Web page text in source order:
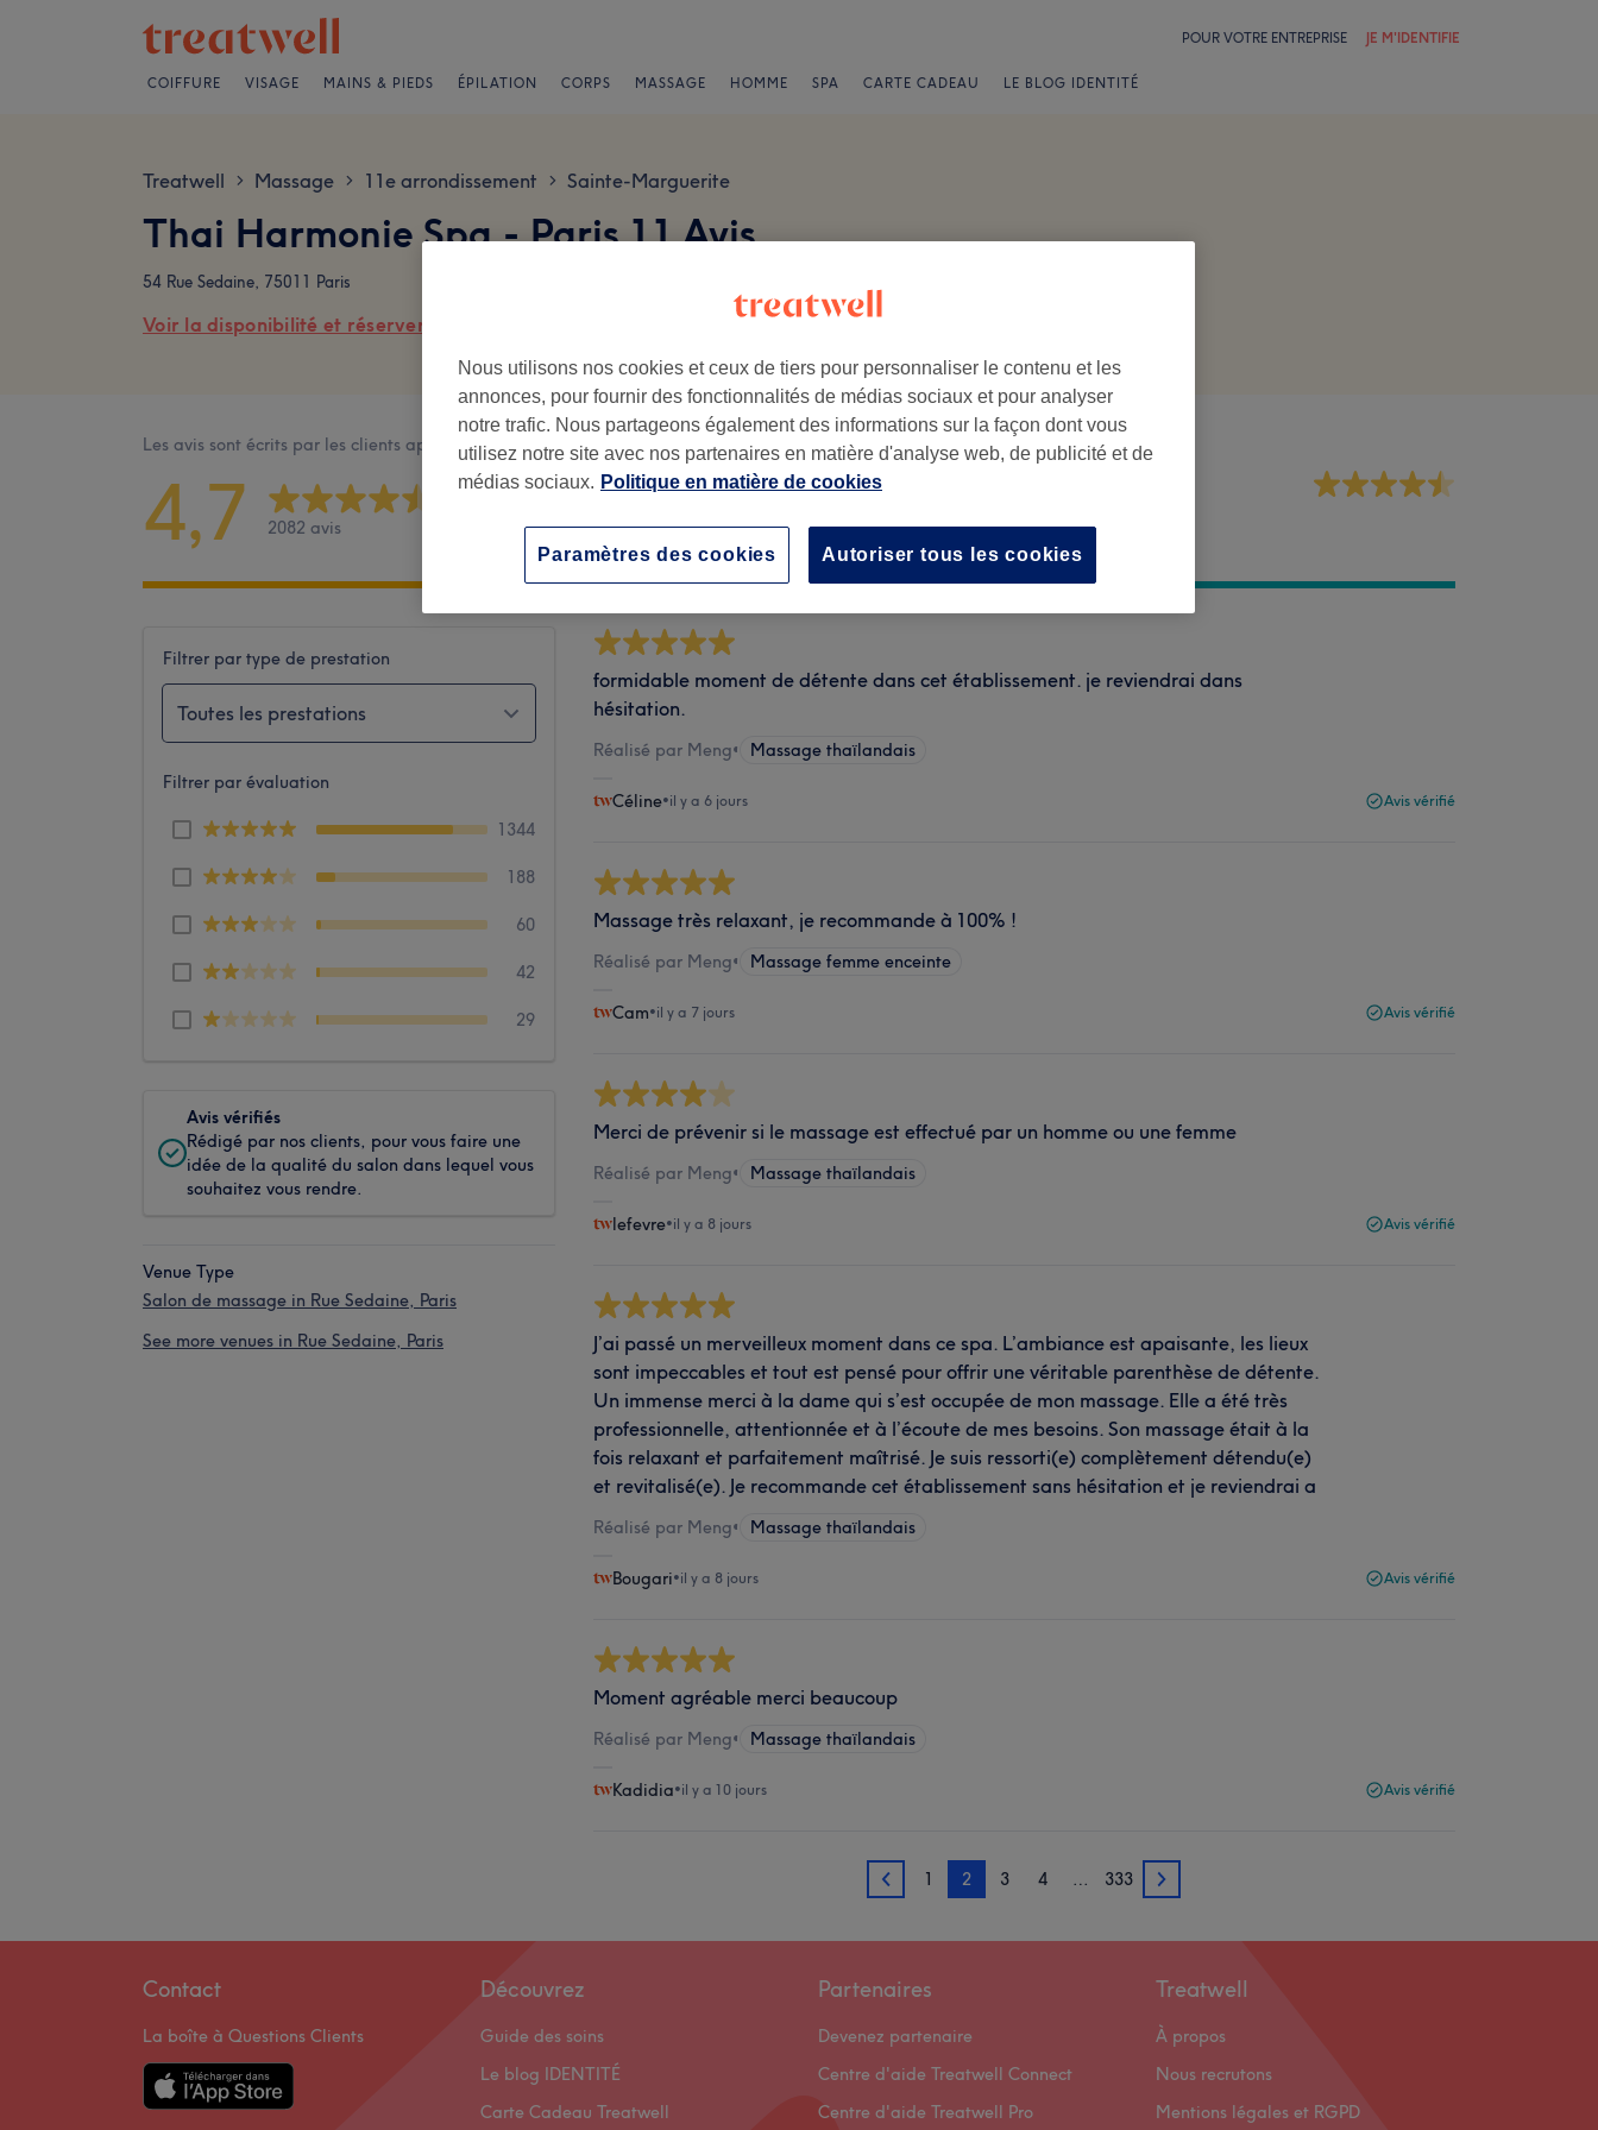
POUR VOTRE ENTREPRISE JE M'IDENTIFIE
COIFFURE VISAGE MAINS & PIEDS ÉPILATION CORPS MASSAGE HOMME SPA CARTE CADEAU LE BLOG IDENTITÉ
Treatwell > Massage > 11e arrondissement > Sainte-Marguerite
Thai Harmonie Spa - Paris 11 Avis
54 Rue Sedaine, 75011 Paris
Voir la disponibilité et réserver en ligne
Les avis sont écrits par les clients après leur visite.
4,7 2082 avis
Ambiance
Filtrer par type de prestation
Toutes les prestations
Filtrer par évaluation
1344
188
60
42
29
Avis vérifiés
Rédigé par nos clients, pour vous faire une
idée de la qualité du salon dans lequel vous
souhaitez vous rendre.
Venue Type
Salon de massage in Rue Sedaine, Paris
See more venues in Rue Sedaine, Paris
formidable moment de détente dans cet établissement. je reviendrai dans
hésitation.
Réalisé par Meng• Massage thaïlandais
Céline•il y a 6 jours Avis vérifié
Massage très relaxant, je recommande à 100% !
Réalisé par Meng• Massage femme enceinte
Cam•il y a 7 jours Avis vérifié
Merci de prévenir si le massage est effectué par un homme ou une femme
Réalisé par Meng• Massage thaïlandais
lefevre•il y a 8 jours Avis vérifié
J’ai passé un merveilleux moment dans ce spa. L’ambiance est apaisante, les lieux
sont impeccables et tout est pensé pour offrir une véritable parenthèse de détente.
Un immense merci à la dame qui s’est occupée de mon massage. Elle a été très
professionnelle, attentionnée et à l’écoute de mes besoins. Son massage était à la
fois relaxant et parfaitement maîtrisé. Je suis ressorti(e) complètement détendu(e)
et revitalisé(e). Je recommande cet établissement sans hésitation et je reviendrai a
Réalisé par Meng• Massage thaïlandais
Bougari•il y a 8 jours Avis vérifié
Moment agréable merci beaucoup
Réalisé par Meng• Massage thaïlandais
Kadidia•il y a 10 jours Avis vérifié
1 1 2 3 4 … 333 3
Contact
La boîte à Questions Clients
Découvrez
Guide des soins
Le blog IDENTITÉ
Carte Cadeau Treatwell
Partenaires
Devenez partenaire
Centre d'aide Treatwell Connect
Centre d'aide Treatwell Pro
Treatwell
À propos
Nous recrutons
Mentions légales et RGPD
Nous utilisons nos cookies et ceux de tiers pour personnaliser le contenu et les
annonces, pour fournir des fonctionnalités de médias sociaux et pour analyser
notre trafic. Nous partageons également des informations sur la façon dont vous
utilisez notre site avec nos partenaires en matière d'analyse web, de publicité et de
médias sociaux. Politique en matière de cookies
Autoriser tous les cookies
Paramètres des cookies